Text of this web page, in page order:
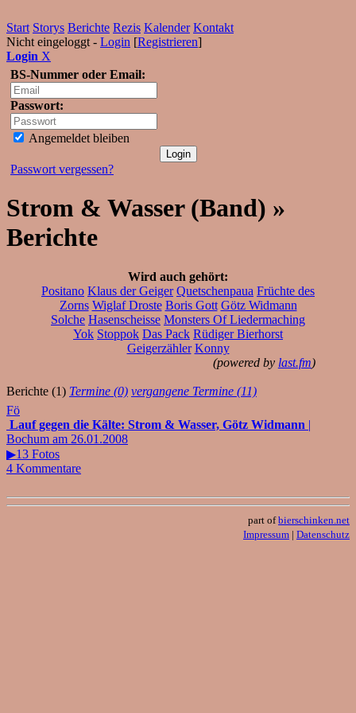
Start Storys Berichte Rezis Kalender Kontakt
Nicht eingeloggt - Login [Registrieren]
Login X
BS-Nummer oder Email:
Passwort:
Angemeldet bleiben
Passwort vergessen?
Strom & Wasser (Band) »
Berichte
Wird auch gehört:
Positano Klaus der Geiger Quetschenpaua Früchte des
Zorns Wiglaf Droste Boris Gott Götz Widmann
Solche Hasenscheisse Monsters Of Liedermaching
Yok Stoppok Das Pack Rüdiger Bierhorst
Geigerzähler Konny
(powered by last.fm)
Berichte (1) Termine (0) vergangene Termine (11)
Fö
Lauf gegen die Kälte: Strom & Wasser, Götz Widmann |
Bochum am 26.01.2008
▶13 Fotos
4 Kommentare
part ofbierschinken.net
Impressum | Datenschutz